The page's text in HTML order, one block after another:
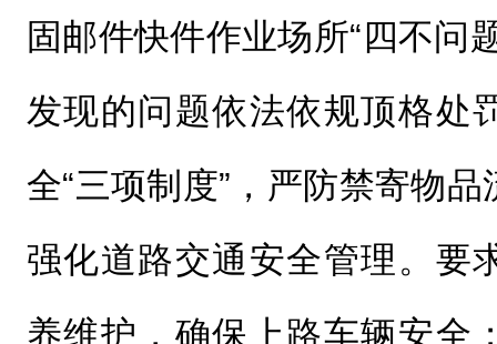
固邮件快件作业场所“四不问
发现的问题依法依规顶格处
全“三项制度”，严防禁寄物
强化道路交通安全管理。要
养维护，确保上路车辆安全